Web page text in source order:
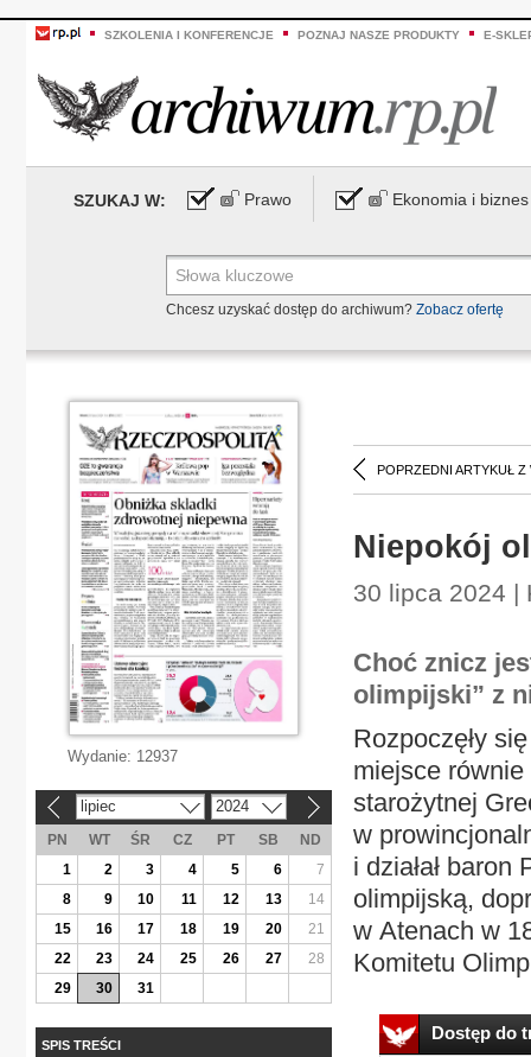
SZKOLENIA I KONFERENCJE POZNAJ NASZE PRODUKTY E-
SZUKAJ W: Prawo Ekonomia i biznes
Chcesz uzyskać dostęp do archiwum? Zobacz ofertę
POPRZEDNI ARTYKUŁ Z
Niepokój
30 lipca 2024 |
Choć znicz
olimpijski” z
Rozpoczęły
miejsce
starożytnej
w
i działał
olimpijską,
w Atenach w
Komitetu
Dostęp do
Wydanie: 12937
lipiec 2024
PN WT ŚR CZ PT SB
ND
1
2 3 4 5 6
7
8
9 10 11 12 13
14
15
16 17 18 19 20
21
22
23 24 25 26 27
28
29
30 31
SPIS TREŚCI